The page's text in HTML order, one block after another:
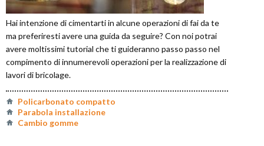
Hai intenzione di cimentarti in alcune operazioni di fai da te
ma preferiresti avere una guida da seguire? Con noi potrai
avere moltissimi tutorial che ti guideranno passo passo nel
compimento di innumerevoli operazioni per la realizzazione di
lavori di bricolage.
Policarbonato compatto
Parabola installazione
Cambio gomme